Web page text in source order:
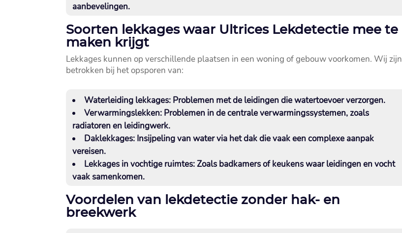
aanbevelingen.​
Soorten lekkages waar Ultrices Lekdetectie mee te
maken krijgt
Lekkages kunnen op verschillende plaatsen in een woning of gebouw voorkomen.​ Wij zijn
betrokken bij het opsporen van:
Waterleiding lekkages: Problemen met de leidingen die watertoevoer verzorgen.​
Verwarmingslekken: Problemen in de centrale verwarmingssystemen, zoals
radiatoren en leidingwerk.​
Daklekkages: Insijpeling van water via het dak die vaak een complexe aanpak
vereisen.​
Lekkages in vochtige ruimtes: Zoals badkamers of keukens waar leidingen en vocht
vaak samenkomen.​
Voordelen van lekdetectie zonder hak- en
breekwerk